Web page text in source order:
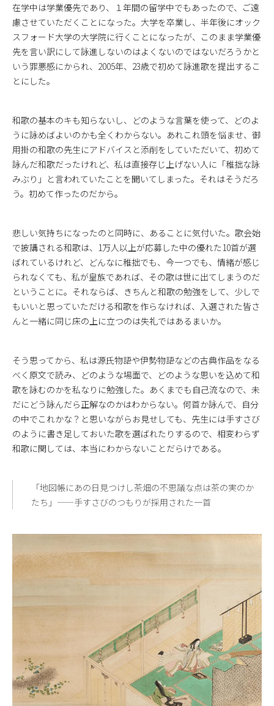
在学中は学業優先であり、１年間の留学中でもあったので、ご遠
慮させていただくことになった。大学を卒業し、半年後にオック
スフォード大学の大学院に行くことになったが、このまま学業優
先を言い訳にして詠進しないのはよくないのではないだろうかと
いう罪悪感にかられ、2005年、23歳で初めて詠進歌を提出するこ
とにした。
和歌の基本のキも知らないし、どのような言葉を使って、どのよ
うに詠めばよいのかも全くわからない。あれこれ頭を悩ませ、御
用掛の和歌の先生にアドバイスと添削をしていただいて、初めて
詠んだ和歌だったけれど、私は直接存じ上げない人に「稚拙な詠
みぶり」と言われていたことを聞いてしまった。それはそうだろ
う。初めて作ったのだから。
悲しい気持ちになったのと同時に、あることに気付いた。歌会始
で披講される和歌は、1万人以上が応募した中の優れた10首が選
ばれているけれど、どんなに稚拙でも、今一つでも、情緒が感じ
られなくても、私が皇族であれば、その歌は世に出てしまうのだ
ということに。それならば、きちんと和歌の勉強をして、少しで
もいいと思っていただける和歌を作らなければ、入選された皆さ
んと一緒に同じ床の上に立つのは失礼ではあるまいか。
そう思ってから、私は源氏物語や伊勢物語などの古典作品をなる
べく原文で読み、どのような場面で、どのような思いを込めて和
歌を詠むのかを私なりに勉強した。あくまでも自己流なので、未
だにどう詠んだら正解なのかはわからない。何首か詠んで、自分
の中でこれかな？と思いながらお見せしても、先生には手すさび
のように書き足しておいた歌を選ばれたりするので、相変わらず
和歌に関しては、本当にわからないことだらけである。
「地図帳にあの日見つけし茶畑の不思議な点は茶の実のか
たち」——手すさびのつもりが採用された一首